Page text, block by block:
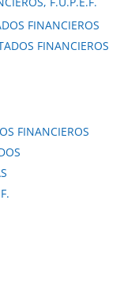
FINANCIEROS
FINANCIEROS
FINANCIEROS